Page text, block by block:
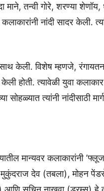
माने, तन्वी गोरे, शरण्या
नांदी सादर केली.
साथ केली. विशेष म्हणजे,
होती. त्यावेळी युवा
त्यांनी नांदीसाठी
मान्यवर कलाकारांनी
देव (तबला), मोहन